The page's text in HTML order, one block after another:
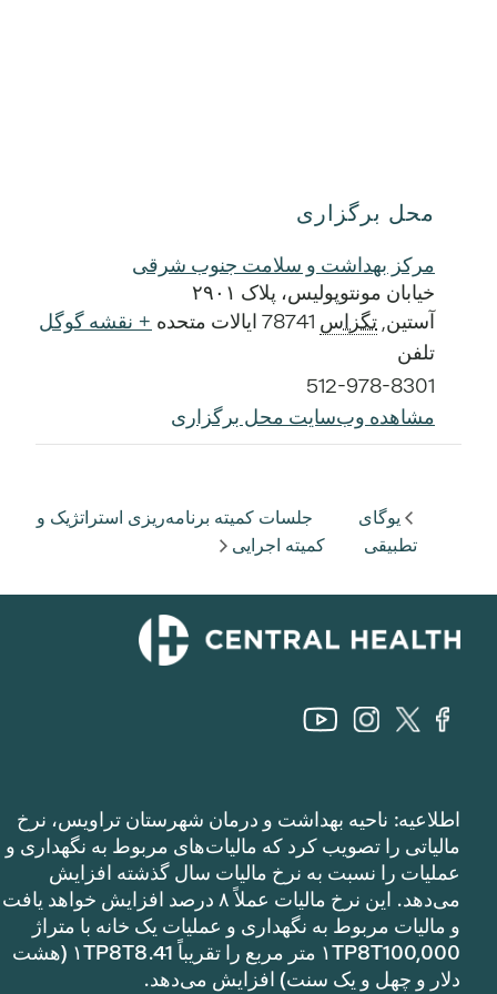
محل برگزاری
مرکز بهداشت و سلامت جنوب شرقی
خیابان مونتوپولیس، پلاک ۲۹۰۱
آستین, تگزاس 78741 ایالات متحده + نقشه گوگل
تلفن
512-978-8301
مشاهده وب‌سایت محل برگزاری
یوگای
تطبیقی
جلسات کمیته برنامه‌ریزی استراتژیک و
کمیته اجرایی
اطلاعیه: ناحیه بهداشت و درمان شهرستان تراویس، نرخ
مالیاتی را تصویب کرد که مالیات‌های مربوط به نگهداری و
عملیات را نسبت به نرخ مالیات سال گذشته افزایش
می‌دهد. این نرخ مالیات عملاً ۸ درصد افزایش خواهد یافت
و مالیات مربوط به نگهداری و عملیات یک خانه با متراژ
۱TP8T100,000 متر مربع را تقریباً ۱TP8T8.41 (هشت
دلار و چهل و یک سنت) افزایش می‌دهد.